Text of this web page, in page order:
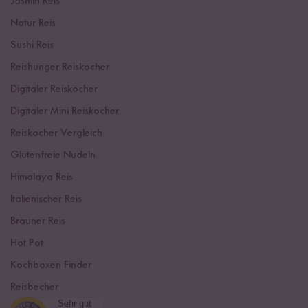
Natur Reis
Sushi Reis
Reishunger Reiskocher
Digitaler Reiskocher
Digitaler Mini Reiskocher
Reiskocher Vergleich
Glutenfreie Nudeln
Himalaya Reis
Italienischer Reis
Brauner Reis
Hot Pot
Kochboxen Finder
Reisbecher
Sehr gut